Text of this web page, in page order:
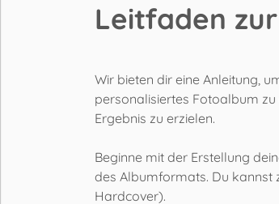
Leitfaden
Wir bieten dir eine Anleitung,
personalisiertes Fotoalbum
Ergebnis zu erzielen.
Beginne mit der Erstellung
des Albumformats. Du kannst
Hardcover).